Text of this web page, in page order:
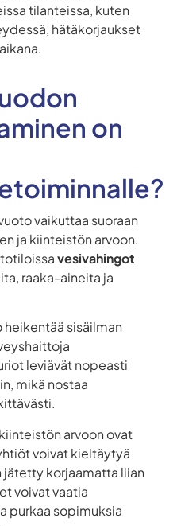
tilanteissa, kuten
hätäkorjaukset
on
vaikuttaa suoraan
ja kiinteistön arvoon.
vesivahingot
raaka-aineita ja
sisäilman
leviävät nopeasti
mikä nostaa
arvoon ovat
voivat kieltäytyä
jätetty korjaamatta liian
voivat vaatia
purkaa sopimuksia